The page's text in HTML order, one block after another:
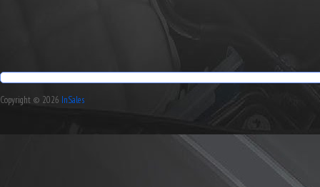
Copyright © 2026 InSales